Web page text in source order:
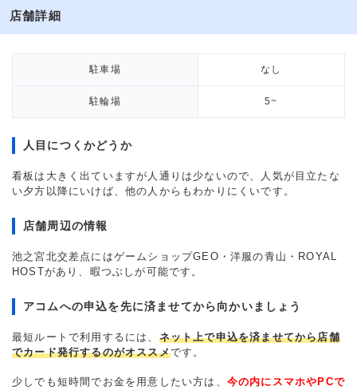
店舗詳細
駐車場 なし
駐輪場 5~
人目につくかどうか
看板は大きく出ていますが人通りは少ないので、人気が目立たな
い夕方以降にいけば、他の人からもわかりにくいです。
店舗周辺の情報
池之宮北交差点にはゲームショップGEO・洋服の青山・ROYAL
HOSTがあり、暇つぶしが可能です。
アコムへの申込を先に済ませてから向かいましょう
最短ルートで利用するには、 ネット上で申込を済ませてから店舗
でカード発行するのがオススメです。
少しでも短時間でお金を用意したい方は、 今の内にスマホやPCで